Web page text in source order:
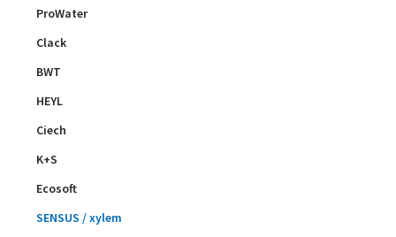
ProWater
Clack
BWT
HEYL
Ciech
K+S
Ecosoft
SENSUS / xylem